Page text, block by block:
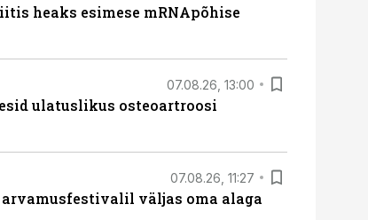
heaks esimese mRNApõhise
07.08.26, 13:00
ulatuslikus osteoartroosi
07.08.26, 11:27
arvamusfestivalil väljas oma alaga